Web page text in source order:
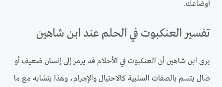
أوضاعك.
تفسير العنكبوت في الحلم عند ابن شاهين
يرى ابن شاهين أن العنكبوت في الأحلام قد يرمز إلى إنسان ضعيف أو
ضال يتسم بالصفات السلبية كالاحتيال والإجرام، وهذا يتشابه مع ما